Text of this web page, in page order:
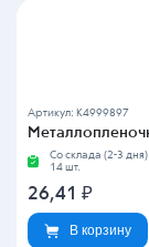
Артикул: K4999897
Со склада (2-3 дня)
14 шт.
26,41 ₽
В корзину